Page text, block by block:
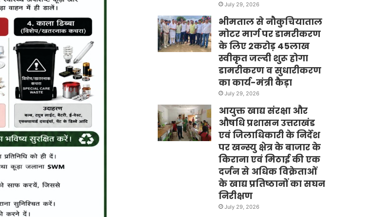
July 29, 2026
भीमताल से नौकुचियाताल
मोटर मार्ग पर डामरीकरण
के लिए 2करोड़ 45लाख
स्वीकृत जल्दी शुरू होगा
डामरीकरण व सुधारीकरण
का कार्य-मंत्री कैड़ा
July 29, 2026
आयुक्त खाद्य संरक्षा और
औषधि प्रशासन उत्तराखंड
एवं जिलाधिकारी के निर्देश
पर खन्स्यु क्षेत्र के बाजार के
किराना एवं मिठाई की एक
दर्जन से अधिक विक्रेताओं
के खाद्य प्रतिष्ठानों का सघन
निरीक्षण
July 29, 2026